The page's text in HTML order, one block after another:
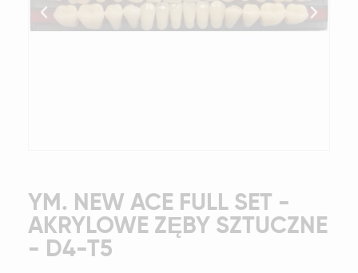
YM. NEW ACE FULL SET -
AKRYLOWE ZĘBY SZTUCZNE
- D4-T5